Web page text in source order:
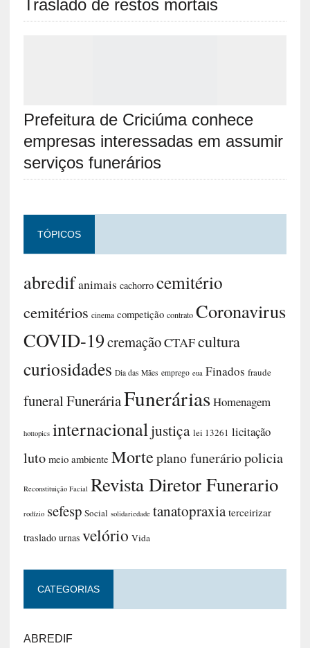
Traslado de restos mortais
Prefeitura de Criciúma conhece
empresas interessadas em assumir
serviços funerários
TÓPICOS
abredifanimais cachorro cemitério
cemitérios cinema competição contrato Coronavirus
COVID-19cremaçãoCTAFcultura
curiosidades Dia das Mães emprego eua Finados fraude
funeralFuneráriaFuneráriasHomenagem
hottopics internacionaljustiça lei 13261 licitação
luto meio ambiente Morteplano funeráriopolicia
Reconstituição Facial Revista Diretor Funerario
rodízio sefesp Social solidariedade tanatopraxia terceirizar
traslado urnas velório Vida
CATEGORIAS
ABREDIF